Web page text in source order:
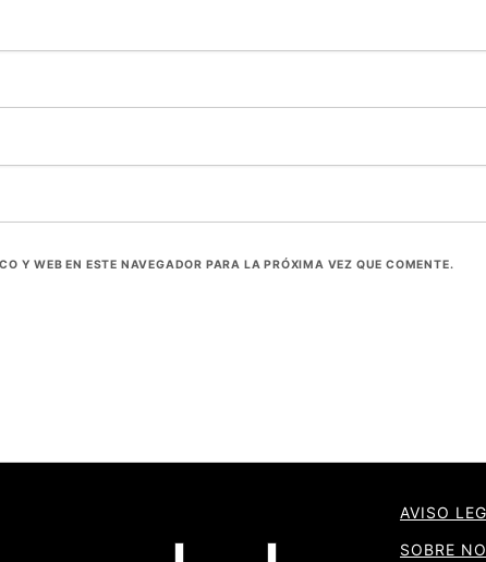
Y WEB EN ESTE NAVEGADOR PARA LA PRÓXIMA VEZ QUE COMENTE.
AVISO
SOBRE